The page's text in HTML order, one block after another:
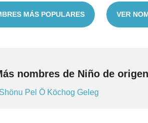
MÁS POPULARES VER
nombres de Niño de
Shönu Pel Ö Köchog Geleg